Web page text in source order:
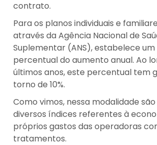
contrato.
Para os planos individuais e
através da Agência Nacional de
Suplementar (ANS), estabelece
percentual do aumento anual. Ao
últimos anos, este percentual tem
torno de 10%.
Como vimos, nessa modalidade
diversos índices referentes à
próprios gastos das operadoras
tratamentos.